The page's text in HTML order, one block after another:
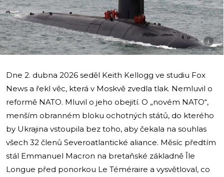
i
Dne 2. dubna 2026 seděl Keith Kellogg ve studiu Fox
News a řekl věc, která v Moskvě zvedla tlak. Nemluvil o
reformě NATO. Mluvil o jeho obejití. O „novém NATO“,
menším obranném bloku ochotných států, do kterého
by Ukrajina vstoupila bez toho, aby čekala na souhlas
všech 32 členů Severoatlantické aliance. Měsíc předtím
stál Emmanuel Macron na bretaňské základně Île
Longue před ponorkou Le Téméraire a vysvětloval, co